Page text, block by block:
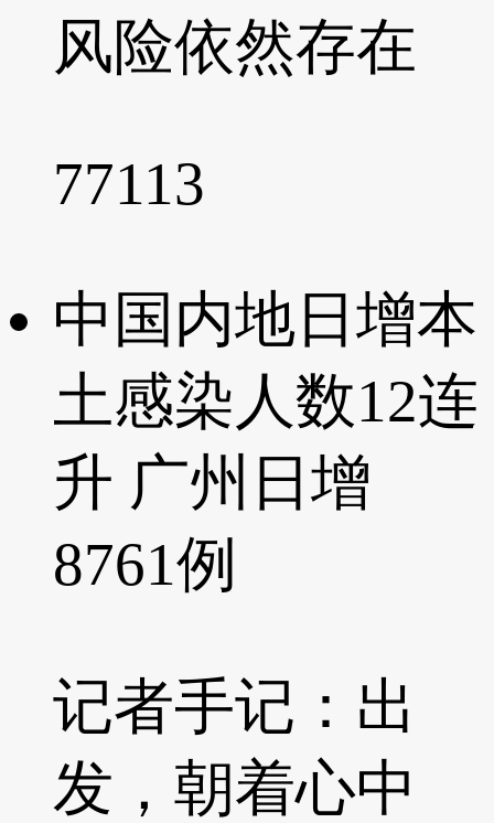
风险依然存在
77113
中国内地日增本
土感染人数12连
升 广州日增
8761例
记者手记：出
发，朝着心中